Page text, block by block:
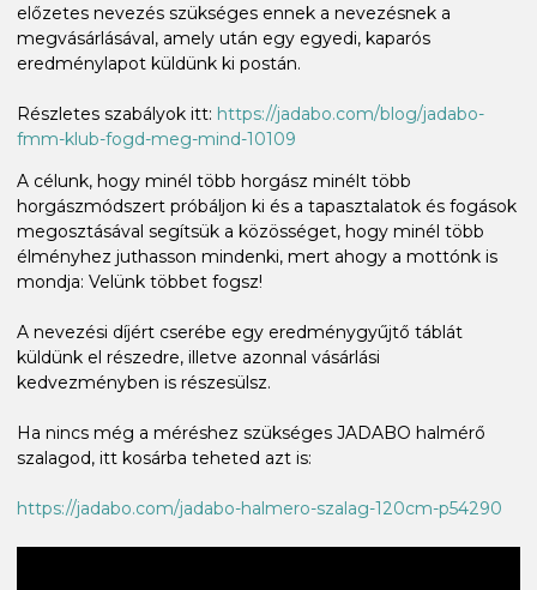
előzetes nevezés szükséges ennek a nevezésnek a
megvásárlásával, amely után egy egyedi, kaparós
eredménylapot küldünk ki postán.
Részletes szabályok itt: https://jadabo.com/blog/jadabo-
fmm-klub-fogd-meg-mind-10109
A célunk, hogy minél több horgász minélt több
horgászmódszert próbáljon ki és a tapasztalatok és fogások
megosztásával segítsük a közösséget, hogy minél több
élményhez juthasson mindenki, mert ahogy a mottónk is
mondja: Velünk többet fogsz!
A nevezési díjért cserébe egy eredménygyűjtő táblát
küldünk el részedre, illetve azonnal vásárlási
kedvezményben is részesülsz.
Ha nincs még a méréshez szükséges JADABO halmérő
szalagod, itt kosárba teheted azt is:
https://jadabo.com/jadabo-halmero-szalag-120cm-p54290